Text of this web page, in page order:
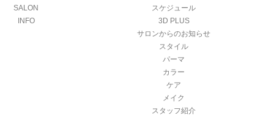
SALON
INFO
スケジュール
3D PLUS
サロンからのお知らせ
スタイル
パーマ
カラー
ケア
メイク
スタッフ紹介